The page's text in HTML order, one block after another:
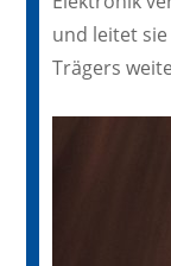
und leitet
Trägers